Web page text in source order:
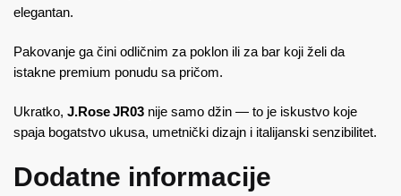
elegantan.
Pakovanje ga čini odličnim za poklon ili za bar koji želi da
istakne premium ponudu sa pričom.
Ukratko, J.Rose JR03 nije samo džin — to je iskustvo koje
spaja bogatstvo ukusa, umetnički dizajn i italijanski senzibilitet.
Dodatne informacije